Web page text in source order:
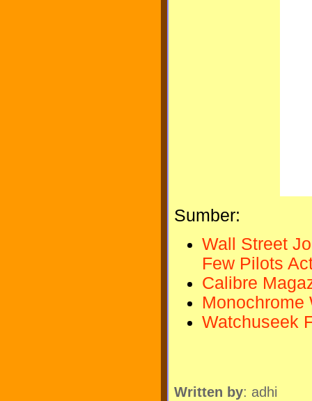
Sumber:
Wall Street
Few Pilots
Calibre
Monochrome
Watchuseek
Written by: adhi